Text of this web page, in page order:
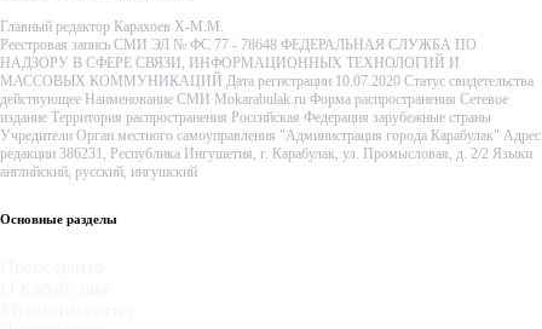
Главный редактор Карахоев Х-М.М.
Реестровая запись СМИ ЭЛ № ФС 77 - 78648 ФЕДЕРАЛЬНАЯ СЛУЖБА ПО
НАДЗОРУ В СФЕРЕ СВЯЗИ, ИНФОРМАЦИОННЫХ ТЕХНОЛОГИЙ И
МАССОВЫХ КОММУНИКАЦИЙ Дата регистрации 10.07.2020 Статус свидетельства
действующее Наименование СМИ Mokarabulak.ru Форма распространения Сетевое
издание Территория распространения Российская Федерация зарубежные страны
Учредители Орган местного самоуправления "Администрация города Карабулак" Адрес
редакции 386231, Республика Ингушетия, г. Карабулак, ул. Промысловая, д. 2/2 Языки
английский, русский, ингушский
Основные разделы